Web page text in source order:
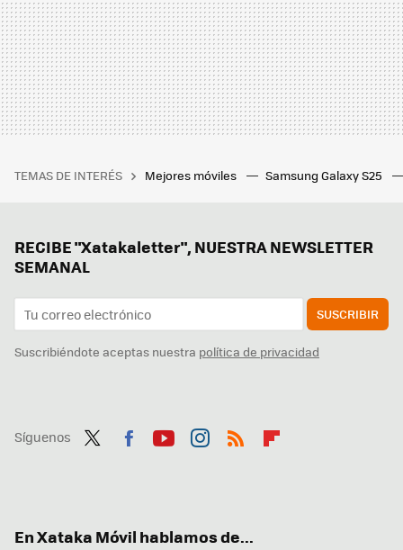
TEMAS DE INTERÉS Mejores móviles Samsung Galaxy S25
RECIBE "Xatakaletter", NUESTRA NEWSLETTER
SEMANAL
SUSCRIBIR
Suscribiéndote aceptas nuestra política de privacidad
Síguenos
En Xataka Móvil hablamos de...